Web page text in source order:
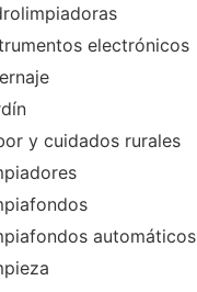
electrónicos
y cuidados rurales
automáticos